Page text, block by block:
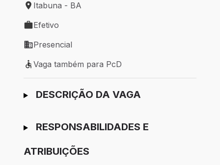
Local de trabalho: Itabuna - BA
Itabuna - BA
Tipo de vaga: Efetivo
Efetivo
Modelo de trabalho: Presencial
Presencial
Vaga também para PcD
Vaga também para PcD
Ir para candidatura
DESCRIÇÃO DA VAGA
RESPONSABILIDADES E
ATRIBUIÇÕES